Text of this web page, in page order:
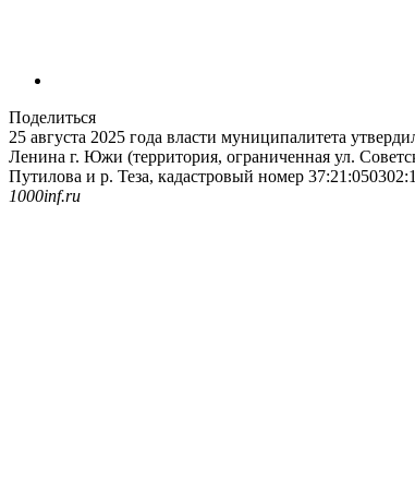
Поделиться
25 августа 2025 года власти муниципалитета
Ленина г. Южи (территория, ограниченная ул.
Путилова и р. Теза, кадастровый номер
1000inf.ru